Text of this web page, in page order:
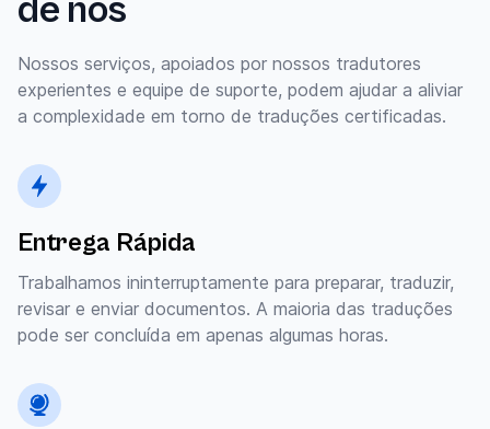
de nós
Nossos serviços, apoiados por nossos tradutores
experientes e equipe de suporte, podem ajudar a aliviar
a complexidade em torno de traduções certificadas.
Entrega Rápida
Trabalhamos ininterruptamente para preparar, traduzir,
revisar e enviar documentos. A maioria das traduções
pode ser concluída em apenas algumas horas.